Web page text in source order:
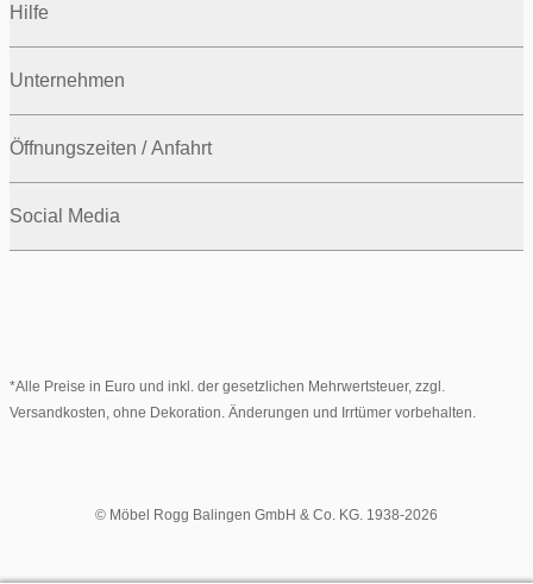
Hilfe
Unternehmen
Öffnungszeiten / Anfahrt
Social Media
*Alle Preise in Euro und inkl. der gesetzlichen Mehrwertsteuer, zzgl.
Versandkosten, ohne Dekoration. Änderungen und Irrtümer vorbehalten.
© Möbel Rogg Balingen GmbH & Co. KG. 1938-2026